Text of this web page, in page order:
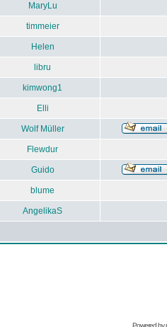
MaryLu
timmeier
Helen
libru
kimwong1
Elli
Wolf Müller
Flewdur
Guido
blume
AngelikaS
Powered by